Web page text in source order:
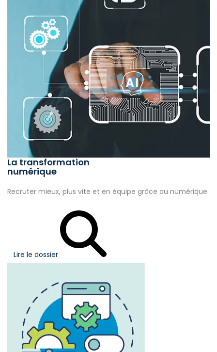
La transformation
numérique
Recruter mieux, plus vite et en équipe grâce au numérique.
Lire le dossier